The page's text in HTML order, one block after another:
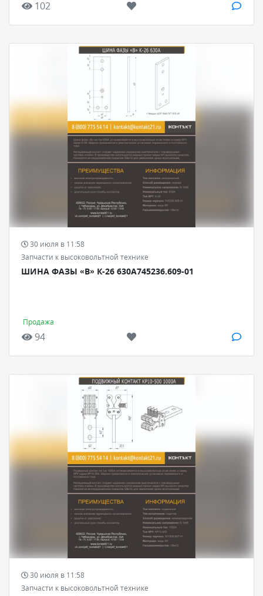
102
30 июля в 11:58
Запчасти к высоковольтной технике
ШИНА ФАЗЫ «В» К-26 630А745236.609-01
Продажа
94
30 июля в 11:58
Запчасти к высоковольтной технике